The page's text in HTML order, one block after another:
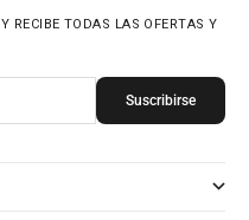
RECIBE TODAS LAS OFERTAS Y
Suscribirse